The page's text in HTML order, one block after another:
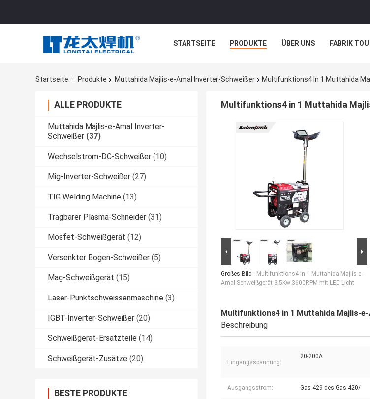
STARTSEITE PRODUKTE ÜBER UNS FABRIK
Startseite Produkte Muttahida Majlis-e-Amal Inverter-Schweißer Multifunktions4 In 1 Muttahida
ALLE PRODUKTE
Muttahida Majlis-e-Amal Inverter-
Schweißer (37)
Wechselstrom-DC-Schweißer (10)
Mig-Inverter-Schweißer (27)
TIG Welding Machine (13)
Tragbarer Plasma-Schneider (31)
Mosfet-Schweißgerät (12)
Versenkter Bogen-Schweißer (5)
Mag-Schweißgerät (15)
Laser-Punktschweissenmaschine (3)
IGBT-Inverter-Schweißer (20)
Schweißgerät-Ersatzteile (14)
Schweißgerät-Zusätze (20)
BESTE PRODUKTE
Multifunktions4 in 1 Muttahida
Großes Bild : Multifunktions4 in 1 Muttahida Majlis-e-
Amal Schweißgerät 3.5Kw 3600RPM mit LED-Licht
Multifunktions4 in 1 Muttahida Majlis-
Beschreibung
Eingangsspannung:
20-200A
Ausgangsstrom: Gas 429 des Gas-420/